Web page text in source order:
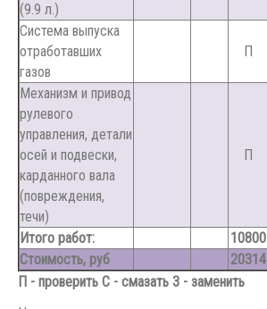
(9.9 л.)
Система выпуска
отработавших
газов
П
Механизм и привод
рулевого
управления, детали
осей и подвески,
карданного вала
(повреждения,
течи)
П
Итого работ: 10800
Стоимость, руб
20314
П - проверить С - смазать З - заменить